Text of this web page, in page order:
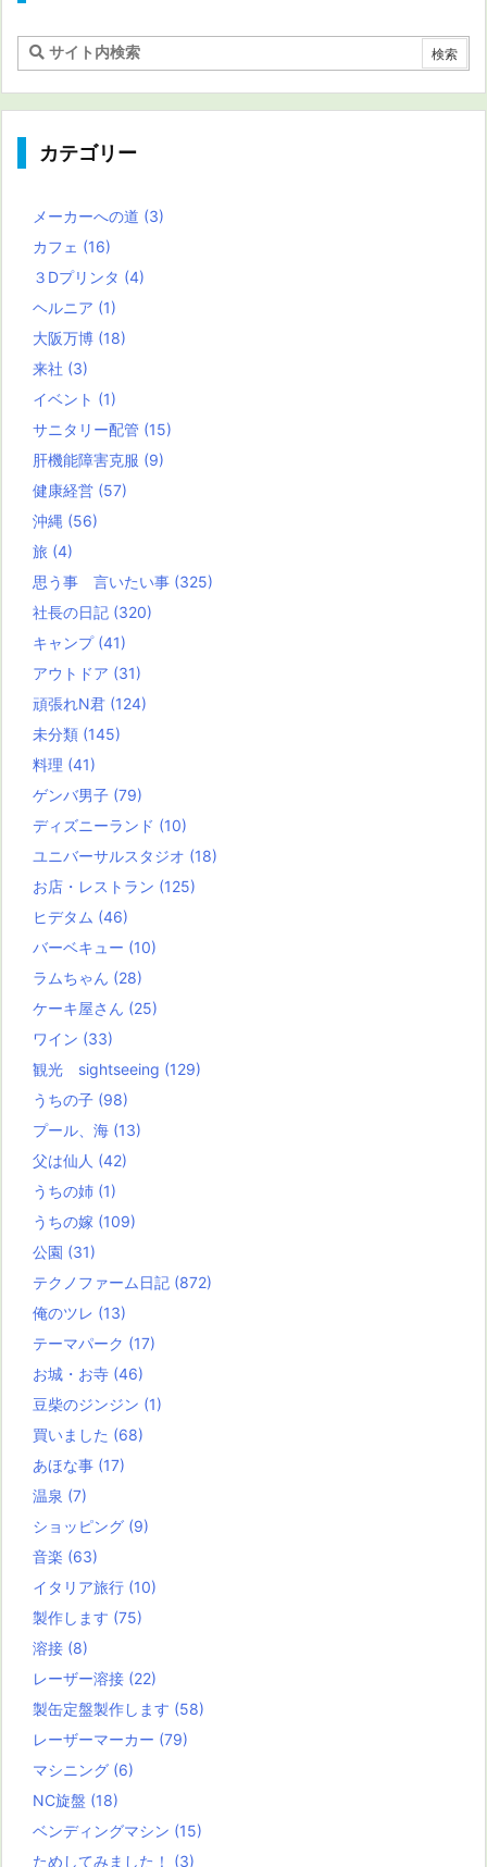
カテゴリー
メーカーへの道 (3)
カフェ (16)
３Dプリンタ (4)
ヘルニア (1)
大阪万博 (18)
来社 (3)
イベント (1)
サニタリー配管 (15)
肝機能障害克服 (9)
健康経営 (57)
沖縄 (56)
旅 (4)
思う事 言いたい事 (325)
社長の日記 (320)
キャンプ (41)
アウトドア (31)
頑張れN君 (124)
未分類 (145)
料理 (41)
ゲンバ男子 (79)
ディズニーランド (10)
ユニバーサルスタジオ (18)
お店・レストラン (125)
ヒデタム (46)
バーベキュー (10)
ラムちゃん (28)
ケーキ屋さん (25)
ワイン (33)
観光 sightseeing (129)
うちの子 (98)
プール、海 (13)
父は仙人 (42)
うちの姉 (1)
うちの嫁 (109)
公園 (31)
テクノファーム日記 (872)
俺のツレ (13)
テーマパーク (17)
お城・お寺 (46)
豆柴のジンジン (1)
買いました (68)
あほな事 (17)
温泉 (7)
ショッピング (9)
音楽 (63)
イタリア旅行 (10)
製作します (75)
溶接 (8)
レーザー溶接 (22)
製缶定盤製作します (58)
レーザーマーカー (79)
マシニング (6)
NC旋盤 (18)
ベンディングマシン (15)
ためしてみました！ (3)